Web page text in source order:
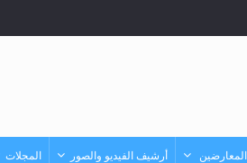
أرشيف الفيديو والصور المجلات